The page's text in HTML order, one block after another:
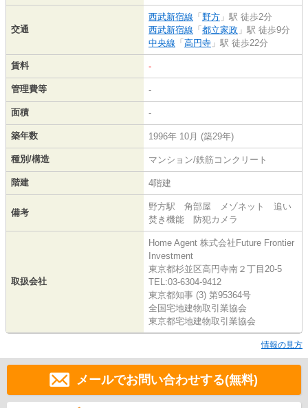
交通
西武新宿線 「 野方 」駅 徒歩2分
西武新宿線 「 都立家政 」駅 徒歩9分
中央線 「 高円寺 」駅 徒歩22分
賃料 -
管理費等 -
面積 -
築年数 1996年 10月 (築29年)
種別/構造 マンション/鉄筋コンクリート
階建 4階建
備考
野方駅 角部屋 メゾネット 追い
焚き機能 防犯カメラ
取扱会社
Home Agent 株式会社Future Frontier
Investment
東京都杉並区高円寺南２丁目20-5
TEL:03-6304-9412
東京都知事 (3) 第95364号
全国宅地建物取引業協会
東京都宅地建物取引業協会
情報の見方
メールでお問い合わせする(無料)